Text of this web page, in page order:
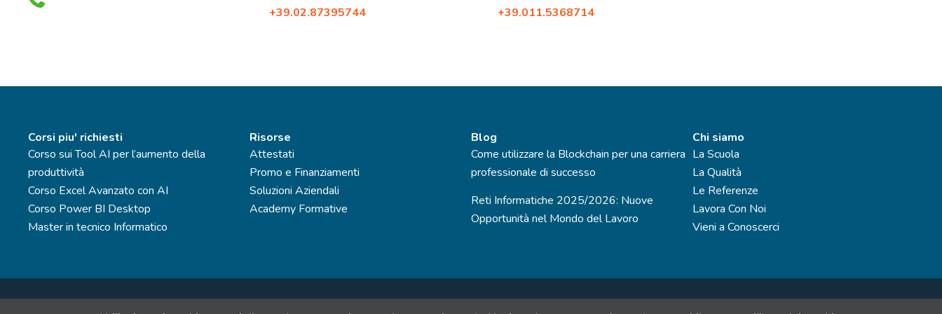
+39.02.87395744
+39.011.5368714
Corsi piu' richiesti
Corso sui Tool AI per l’aumento della
produttività
Corso Excel Avanzato con AI
Corso Power BI Desktop
Master in tecnico Informatico
Risorse
Attestati
Promo e Finanziamenti
Soluzioni Aziendali
Academy Formative
Blog
Come utilizzare la Blockchain per una carriera
professionale di successo
Reti Informatiche 2025/2026: Nuove
Opportunità nel Mondo del Lavoro
Chi siamo
La Scuola
La Qualità
Le Referenze
Lavora Con Noi
Vieni a Conoscerci